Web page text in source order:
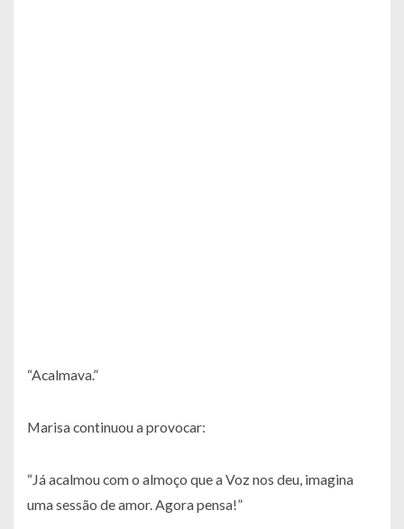
“Acalmava.”
Marisa continuou a provocar:
“Já acalmou com o almoço que a Voz nos deu, imagina
uma sessão de amor. Agora pensa!”